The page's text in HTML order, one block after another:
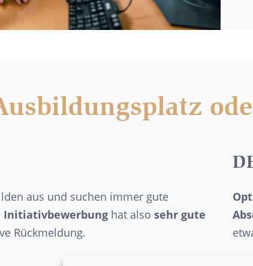
aus und suchen immer gute
Initiativbewerbung hat also sehr gute
Rückmeldung.